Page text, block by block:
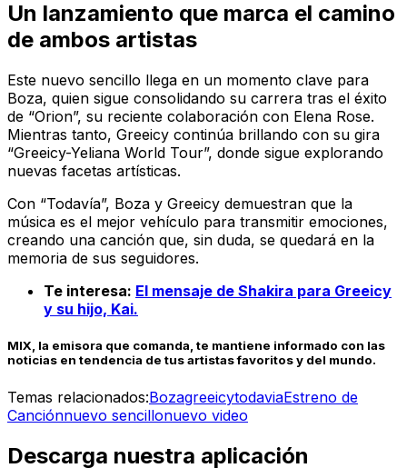
Un lanzamiento que marca el camino
de ambos artistas
Este nuevo sencillo llega en un momento clave para
Boza, quien sigue consolidando su carrera tras el éxito
de “Orion”, su reciente colaboración con Elena Rose.
Mientras tanto, Greeicy continúa brillando con su gira
“Greeicy-Yeliana World Tour”, donde sigue explorando
nuevas facetas artísticas.
Con “Todavía”, Boza y Greeicy demuestran que la
música es el mejor vehículo para transmitir emociones,
creando una canción que, sin duda, se quedará en la
memoria de sus seguidores.
Te interesa: El mensaje de Shakira para Greeicy
y su hijo, Kai.
MIX, la emisora que comanda, te mantiene informado con las
noticias en tendencia de tus artistas favoritos y del mundo.
Temas relacionados:BozagreeicytodaviaEstreno de
Canciónnuevo sencillonuevo video
Descarga nuestra aplicación